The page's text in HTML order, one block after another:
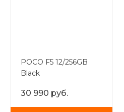
POCO F5 12/256GB
Black
30 990 руб.